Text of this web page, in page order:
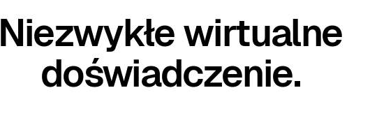
Niezwykłe wirtualne
doświadczenie.